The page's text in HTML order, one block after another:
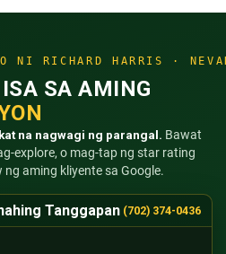
NI RICHARD HARRIS ·
SA AMING
na nagwagi ng parangal. Bawat
explore, o mag-tap ng star rating
aming kliyente sa Google.
Tanggapan (702) 374-0436